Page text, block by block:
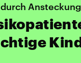
Ansteckung